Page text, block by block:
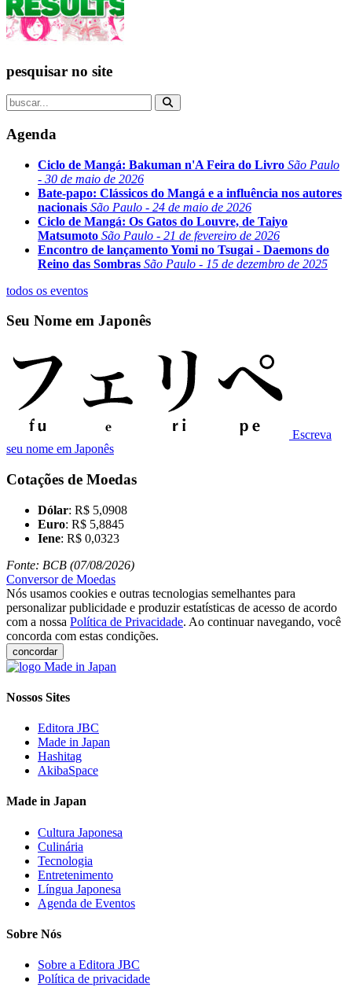
pesquisar no site
Agenda
Ciclo de Mangá: Bakuman n'A Feira do Livro São Paulo
- 30 de maio de 2026
Bate-papo: Clássicos do Mangá e a influência nos autores
nacionais São Paulo - 24 de maio de 2026
Ciclo de Mangá: Os Gatos do Louvre, de Taiyo
Matsumoto São Paulo - 21 de fevereiro de 2026
Encontro de lançamento Yomi no Tsugai - Daemons do
Reino das Sombras São Paulo - 15 de dezembro de 2025
todos os eventos
Seu Nome em Japonês
Escreva
seu nome em Japonês
Cotações de Moedas
Dólar: R$ 5,0908
Euro: R$ 5,8845
Iene: R$ 0,0323
Fonte: BCB (07/08/2026)
Conversor de Moedas
Nós usamos cookies e outras tecnologias semelhantes para
personalizar publicidade e produzir estatísticas de acesso de acordo
com a nossa Política de Privacidade. Ao continuar navegando, você
concorda com estas condições.
concordar
Nossos Sites
Editora JBC
Made in Japan
Hashitag
AkibaSpace
Made in Japan
Cultura Japonesa
Culinária
Tecnologia
Entretenimento
Língua Japonesa
Agenda de Eventos
Sobre Nós
Sobre a Editora JBC
Política de privacidade